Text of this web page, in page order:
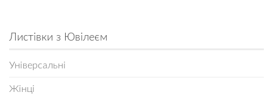
Листівки з Ювілеєм
Універсальні
Жінці